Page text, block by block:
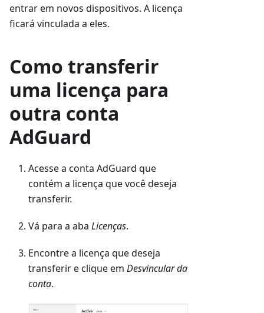
entrar em novos dispositivos. A licença
ficará vinculada a eles.
Como transferir
uma licença para
outra conta
AdGuard
Acesse a conta AdGuard que
contém a licença que você deseja
transferir.
Vá para a aba Licenças.
Encontre a licença que deseja
transferir e clique em Desvincular da
conta.